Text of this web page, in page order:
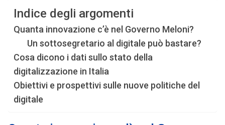
Indice degli argomenti
Quanta innovazione c’è nel Governo Meloni?
Un sottosegretario al digitale può bastare?
Cosa dicono i dati sullo stato della
digitalizzazione in Italia
Obiettivi e prospettivi sulle nuove politiche del
digitale